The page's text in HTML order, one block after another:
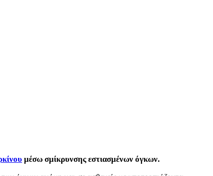
μέσω σμίκρυνσης εστιασμένων όγκων.